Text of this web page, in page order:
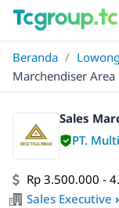
Beranda /
Marchendiser Area
Sales
PT.
Rp 3.500.000 -
Sales Executive ›